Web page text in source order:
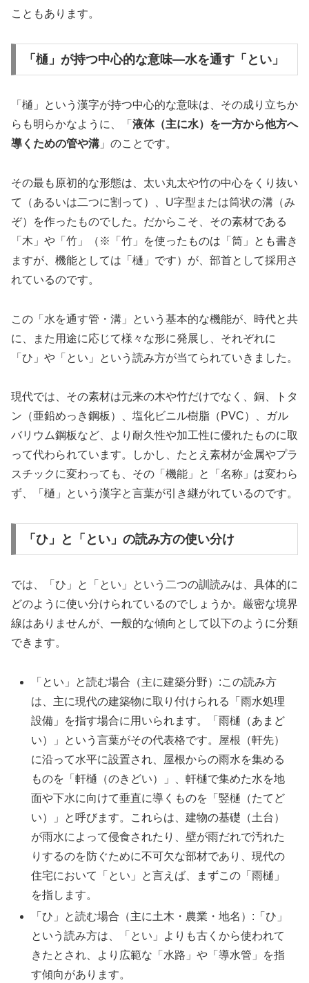
こともあります。
「樋」が持つ中心的な意味—水を通す「とい」
「樋」という漢字が持つ中心的な意味は、その成り立ちか
らも明らかなように、「 液体（主に水）を一方から他方へ
導くための管や溝 」のことです。
その最も原初的な形態は、太い丸太や竹の中心をくり抜い
て（あるいは二つに割って）、U字型または筒状の溝（み
ぞ）を作ったものでした。だからこそ、その素材である
「木」や「竹」（※「竹」を使ったものは「筒」とも書き
ますが、機能としては「樋」です）が、部首として採用さ
れているのです。
この「水を通す管・溝」という基本的な機能が、時代と共
に、また用途に応じて様々な形に発展し、それぞれに
「ひ」や「とい」という読み方が当てられていきました。
現代では、その素材は元来の木や竹だけでなく、銅、トタ
ン（亜鉛めっき鋼板）、塩化ビニル樹脂（PVC）、ガル
バリウム鋼板など、より耐久性や加工性に優れたものに取
って代わられています。しかし、たとえ素材が金属やプラ
スチックに変わっても、その「機能」と「名称」は変わら
ず、「樋」という漢字と言葉が引き継がれているのです。
「ひ」と「とい」の読み方の使い分け
では、「ひ」と「とい」という二つの訓読みは、具体的に
どのように使い分けられているのでしょうか。厳密な境界
線はありませんが、一般的な傾向として以下のように分類
できます。
「とい」と読む場合（主に建築分野）:この読み方
は、主に現代の建築物に取り付けられる「雨水処理
設備」を指す場合に用いられます。「雨樋（あまど
い）」という言葉がその代表格です。屋根（軒先）
に沿って水平に設置され、屋根からの雨水を集める
ものを「軒樋（のきどい）」、軒樋で集めた水を地
面や下水に向けて垂直に導くものを「竪樋（たてど
い）」と呼びます。これらは、建物の基礎（土台）
が雨水によって侵食されたり、壁が雨だれで汚れた
りするのを防ぐために不可欠な部材であり、現代の
住宅において「とい」と言えば、まずこの「雨樋」
を指します。
「ひ」と読む場合（主に土木・農業・地名）:「ひ」
という読み方は、「とい」よりも古くから使われて
きたとされ、より広範な「水路」や「導水管」を指
す傾向があります。